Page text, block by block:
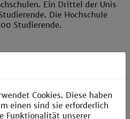
Ein Drittel der Unis
Die Hochschule
Studierende.
Egal, ob sie an einer Uni
erworben wurden.
Cookies. Diese haben
einen sind sie erforderlich
Funktionalität unserer